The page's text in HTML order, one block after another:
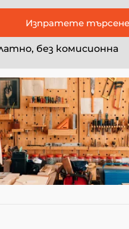
без комисионна